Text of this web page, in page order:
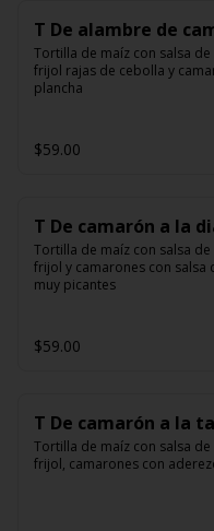
T De alambre de
Tortilla de maíz con salsa
frijol rajas de cebolla y
plancha
$59.00
T De camarón a la
Tortilla de maíz con salsa
frijol y camarones con salsa
muy picantes
$59.00
T De camarón a la
Tortilla de maíz con salsa
frijol, camarones con